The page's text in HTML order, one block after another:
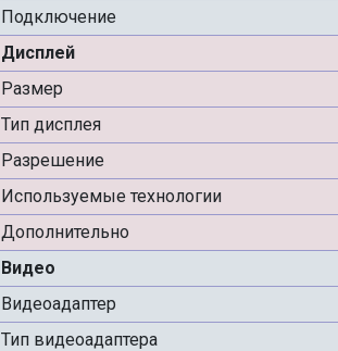
Подключение
Дисплей
Размер
Тип дисплея
Разрешение
Используемые технологии
Дополнительно
Видео
Видеоадаптер
Тип видеоадаптера